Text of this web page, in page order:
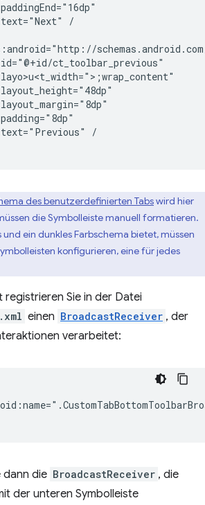
/
/
des benutzerdefinierten Tabswird hier
die Symbolleiste manuell formatieren.
und ein dunkles Farbschema bietet, müssen
konfigurieren, eine für jedes
registrieren Sie in der Datei
einen BroadcastReceiver , der
verarbeitet:
dann die BroadcastReceiver , die
der unteren Symbolleiste